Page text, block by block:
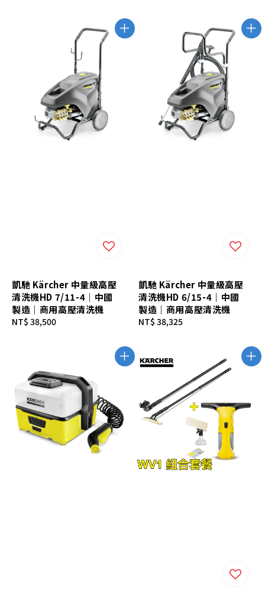
凱馳 Kärcher 中量級高壓
清洗機HD 7/11-4｜中國
製造｜商用高壓清洗機
Regular
NT$ 38,500
凱馳 Kärcher 中量級高壓
清洗機HD 6/15-4｜中國
製造｜商用高壓清洗機
Regular
NT$ 38,325